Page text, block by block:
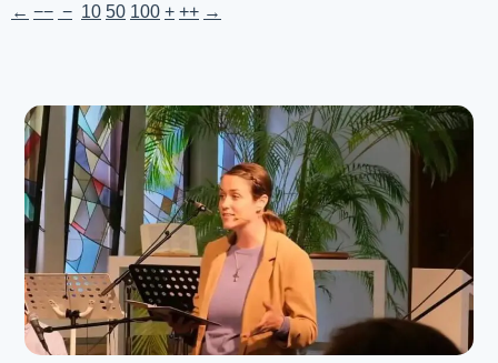
← −− − 10 50 100 + ++ →